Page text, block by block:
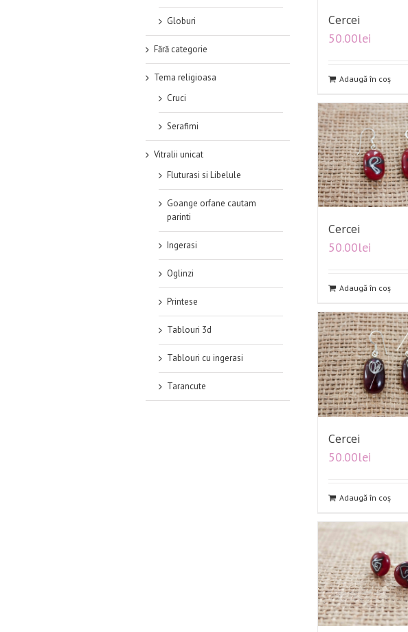
Cercei
50.00lei
Adaugă în coș
Cercei
50.00lei
Adaugă în coș
Cercei
50.00lei
Adaugă în coș
Globuri
Fără categorie
Tema religioasa
Cruci
Serafimi
Vitralii unicat
Fluturasi si Libelule
Goange orfane cautam
parinti
Ingerasi
Oglinzi
Printese
Tablouri 3d
Tablouri cu ingerasi
Tarancute